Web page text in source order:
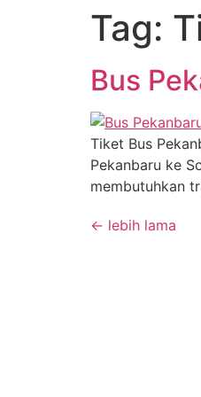
Tag:
Bus
Tiket Bus
Pekanbaru ke
membutuhkan
← lebih lama